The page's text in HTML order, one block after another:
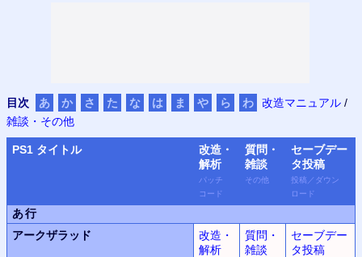
目次 あ か さ た な は ま や ら わ 改造マニュアル /
雑談・その他
PS1 タイトル
改造・
解析
パッチ
コード
質問・
雑談
その他
セーブデー
タ投稿
投稿 ／ ダウン
ロード
あ行
アークザラッド
改造・
解析
質問・
雑談
セーブデー
タ投稿